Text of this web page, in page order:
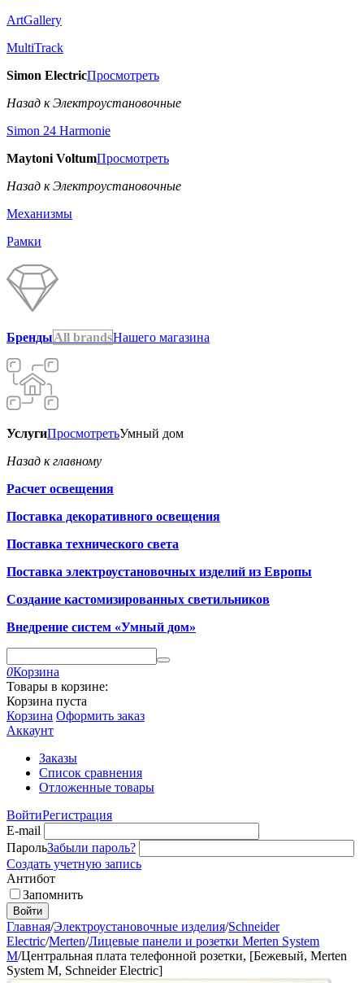
ArtGallery
MultiTrack
Simon ElectricПросмотреть
Назад к Электроустановочные
Simon 24 Harmonie
Maytoni VoltumПросмотреть
Назад к Электроустановочные
Механизмы
Рамки
БрендыAll brandsНашего магазина
УслугиПросмотретьУмный дом
Назад к главному
Расчет освещения
Поставка декоративного освещения
Поставка технического света
Поставка электроустановочных изделий из Европы
Создание кастомизированных светильников
Внедрение систем «Умный дом»
0Корзина
Товары в корзине:
Корзина пуста
Корзина Оформить заказ
Аккаунт
Заказы
Список сравнения
Отложенные товары
ВойтиРегистрация
E-mail
ПарольЗабыли пароль?
Создать учетную запись
Антибот
Запомнить
Войти
Главная/Электроустановочные изделия/Schneider
Electric/Merten/Лицевые панели и розетки Merten System
M/Центральная плата телефонной розетки, [Бежевый, Merten
System M, Schneider Electric]